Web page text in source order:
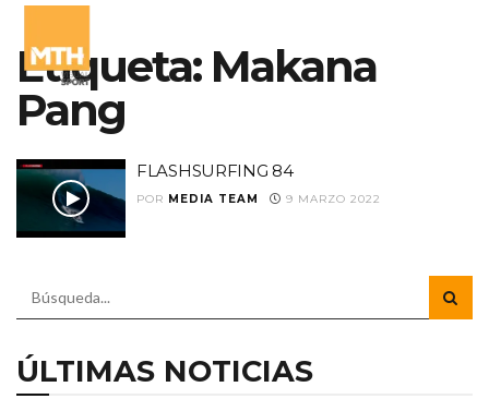
Etiqueta: Makana
Pang
FLASHSURFING 84
POR MEDIA TEAM 9 MARZO 2022
ÚLTIMAS NOTICIAS